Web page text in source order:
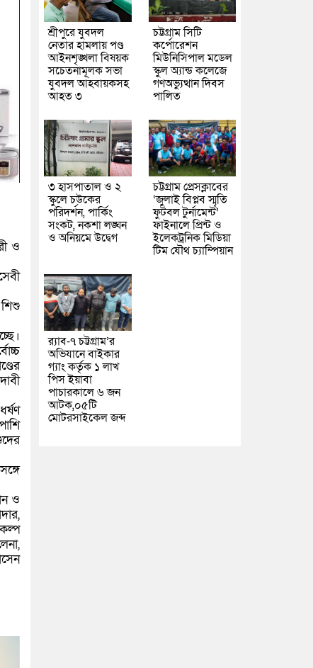
ও
ও
শ্রীপুরে যুবদল
নেতার হামলায় পণ্ড
আইনশৃঙ্খলা বিষয়ক
সচেতনামূলক সভা
যুবদল আহবায়কসহ
আহত ৩
চট্টগ্রাম সিটি
কর্পোরেশন
মিউনিসিপাল মডেল
স্কুল অ্যান্ড কলেজে
গণঅভ্যুত্থান দিবস
পালিত
৩ হাসপাতাল ও ২
স্কুলে চউকের
পরিদর্শন, পার্কিং
সংকট, নকশা লঙ্ঘন
ও অনিয়মে উদ্বেগ
চট্টগ্রাম প্রেসক্লাবের
‘জুলাই বিপ্লব স্মৃতি
ফুটবল টুর্নামেন্ট’
ফাইনালে প্রিন্ট ও
ইলেকট্রনিক মিডিয়া
টিম যৌথ চ্যাম্পিয়ান
র‌্যাব-৭ চট্টগ্রাম’র
অভিযানে বাইকার
গ্যাং কর্তৃক ১ লাখ
পিস ইয়াবা
পাচারকালে ৬ জন
আটক,০৫টি
মোটরসাইকেল জব্দ